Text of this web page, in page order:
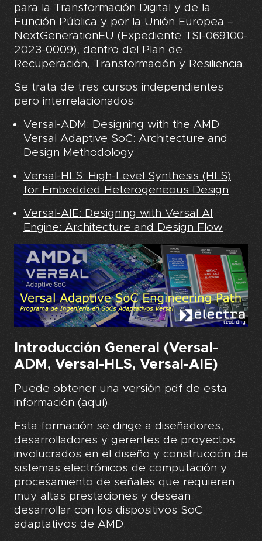
para la Transformación Digital y de la
Función Pública y por la Unión Europea –
NextGenerationEU (Expediente TSI-069100-
2023-0009), dentro del Plan de
Recuperación, Transformación y Resiliencia.
Se trata de tres cursos independientes
pero interrelacionados:
Versal-ADM: Designing with the AMD
Versal Adaptive SoC: Architecture and
Design Methodology
Versal-HLS: High-Level Synthesis (HLS)
for Embedded Heterogeneous Design
Versal-AIE: Designing with Versal AI
Engine: Architecture and Design Flow
Introducción General (Versal-
ADM, Versal-HLS, Versal-AIE)
Puede obtener una versión pdf de esta
información (aquí)
Esta formación se dirige a diseñadores,
desarrolladores y gerentes de proyectos
involucrados en el diseño y construcción de
sistemas electrónicos de computación y
procesamiento de señales que requieren
muy altas prestaciones y desean
desarrollar con los dispositivos SoC
adaptativos de AMD.